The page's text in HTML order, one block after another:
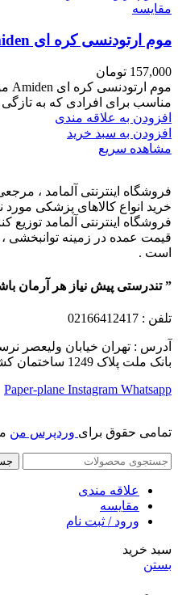
مقایسه
موم ارتودنسی کره ای Amiden
157,000 تومان
مناسب برای افرادی که به تازگی
افزودن به علاقه مندی
افزودن به سبد خرید
مشاهده سریع
فروشگاه اینترنتی آلمامد ،
خرید انواع کالاهای پزشکی
فروشگاه اینترنتی آلمامد توزیع
قیمت عمده در زمینه توانبخشی
است .
” تندرستی پیش نیاز هر آرمان
تلفن : 02166412417
آدرس : تهران خیابان ولیعصر
بانک ملت پلاک 1249 ساختمان کشمیر طبقه سوم واحد 2
Paper-plane Instagram Whatsapp
تمامی حقوق برای وردپرس من
علاقه مندی
مقایسه
ورود / ثبت نام
سبد خرید
بستن